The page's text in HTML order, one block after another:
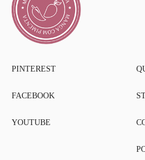
PINTEREST
FACEBOOK
YOUTUBE